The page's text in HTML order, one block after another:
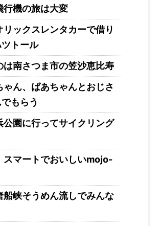
行機の旅は大変
リックスレンタカーで借り
トール
は南さつま市の笠沙恵比寿
ゃん、ばあちゃんとおじさ
もらう
公園に行ってサイクリング
スマートでおいしいmojo-
船峡そうめん流しでみんな